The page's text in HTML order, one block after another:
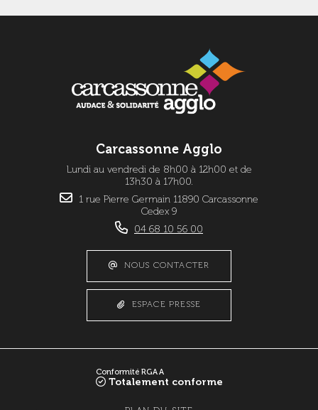
Carcassonne Agglo
Lundi au vendredi de 8h00 à 12h00 et de
13h30 à 17h00.
1 rue Pierre Germain 11890 Carcassonne
Cedex 9
04 68 10 56 00
NOUS CONTACTER
ESPACE PRESSE
Conformité RGAA
Totalement conforme